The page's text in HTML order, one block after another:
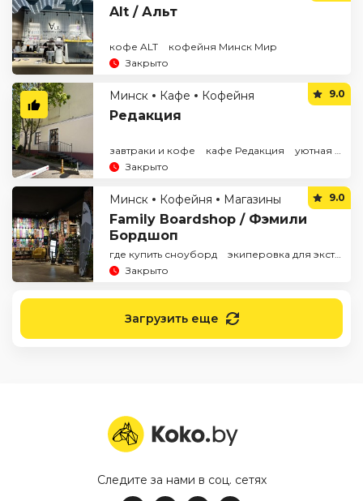
Alt / Альт
кофе ALT
кофейня Минск Мир
Закрыто
Минск Кафе Кофейня
Редакция
9.0
завтраки и кофе кафе Редакция
уютная кофейня
Закрыто
Минск Кофейня Магазины
Family Boardshop / Фэмили
Бордшоп
9.0
где купить сноуборд
экиперовка для экстрима
Закрыто
Загрузить еще
Следите за нами в соц. сетях